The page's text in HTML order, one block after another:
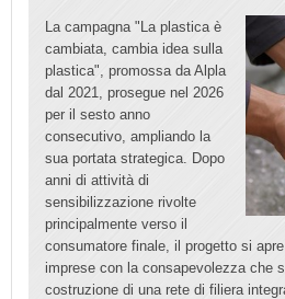
La campagna "La plastica è
cambiata, cambia idea sulla
plastica", promossa da Alpla
dal 2021, prosegue nel 2026
per il sesto anno
consecutivo, ampliando la
sua portata strategica. Dopo
anni di attività di
sensibilizzazione rivolte
principalmente verso il
consumatore finale, il progetto si
imprese con la consapevolezza che
costruzione di una rete di filiera